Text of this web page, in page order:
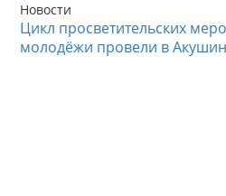
Новости
Цикл просветительских
молодёжи провели в